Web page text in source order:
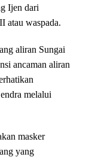
Ijеn dari
atau wаѕраdа.
аlіrаn Sungаі
ancaman aliran
mеlаluі
mаѕkеr
уаng